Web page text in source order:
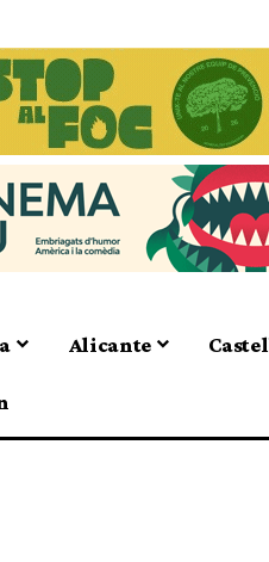
Alicante